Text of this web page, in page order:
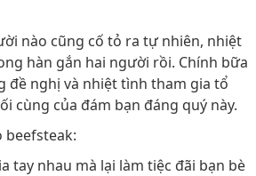
nào cũng cố tỏ ra tự nhiên, nhiệt
hàn gắn hai người rồi. Chính bữa
đề nghị và nhiệt tình tham gia tổ
cùng của đám bạn đáng quý này.
beefsteak:
tay nhau mà lại làm tiệc đãi bạn bè